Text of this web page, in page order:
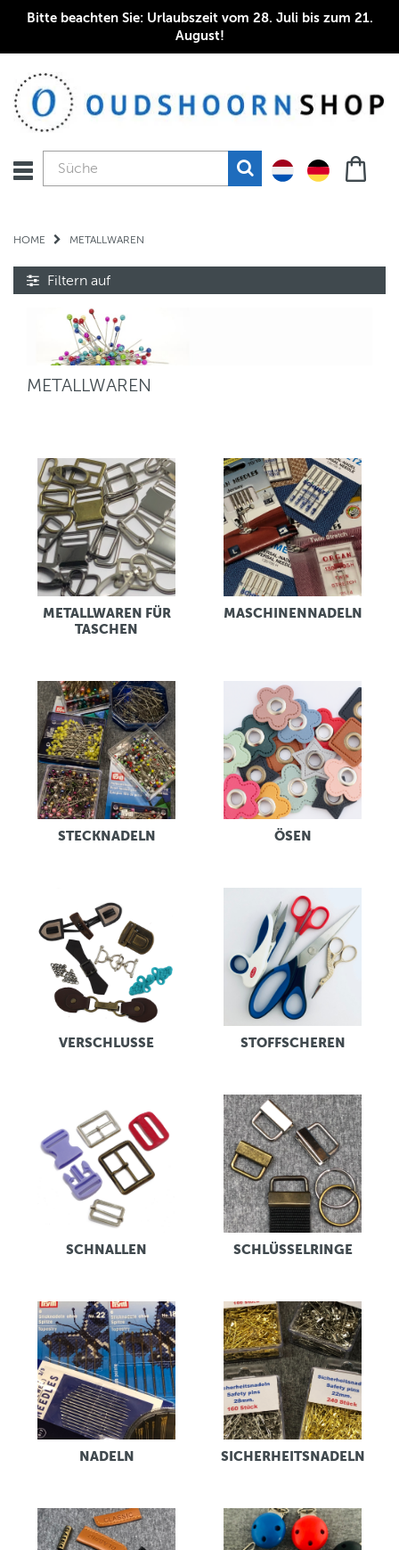
Bitte beachten Sie: Urlaubszeit vom 28. Juli bis zum 21.
August!
HOME METALLWAREN
Filtern auf
METALLWAREN
METALLWAREN FÜR
TASCHEN
MASCHINENNADELN
STECKNADELN ÖSEN
VERSCHLUSSE STOFFSCHEREN
SCHNALLEN SCHLÜSSELRINGE
NADELN SICHERHEITSNADELN